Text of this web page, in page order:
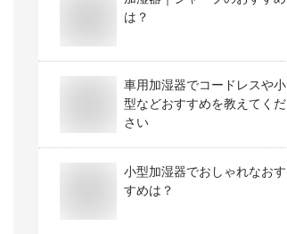
は？
車用加湿器でコードレスや小
型などおすすめを教えてくだ
さい
小型加湿器でおしゃれなおす
すめは？